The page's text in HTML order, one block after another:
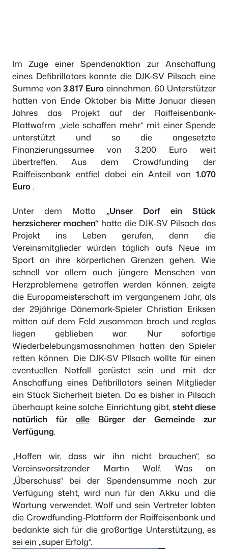
Im Zuge einer Spendenaktion zur Anschaffung
eines Defibrillators konnte die DJK-SV Pilsach eine
Summe von3.817 Euro einnehmen. 60 Unterstützer
hatten von Ende Oktober bis Mitte Januar diesen
Jahres das Projekt auf der Raiffeisenbank-
Plattwofrm „viele schaffen mehr“ mit einer Spende
unterstützt und so die angesetzte
Finanzierungssumee von 3.200 Euro weit
übertreffen. Aus dem Crowdfunding der
Raiffeisenbank entfiel dabei ein Anteil von 1.070
Euro.
Unter dem Motto „Unser Dorf ein Stück
herzsicherer machen“ hatte die DJK-SV Pilsach das
Projekt ins Leben gerufen, denn die
Vereinsmitglieder würden täglich aufs Neue im
Sport an ihre körperlichen Grenzen gehen. Wie
schnell vor allem auch jüngere Menschen von
Herzproblemene getroffen werden können, zeigte
die Europameisterschaft im vergangenem Jahr, als
der 29jährige Dänemark-Spieler Christian Eriksen
mitten auf dem Feld zusammen brach und reglos
liegen geblieben war. Nur sofortige
Wiederbelebungsmassnahmen hatten den Spieler
retten können. Die DJK-SV PIlsach wollte für einen
eventuellen Notfall gerüstet sein und mit der
Anschaffung eines Defibrillators seinen Mitglieder
ein Stück Sicherheit bieten. Da es bisher in Pilsach
überhaupt keine solche Einrichtung gibt,steht diese
natürlich für alleBürger der Gemeinde zur
Verfügung.
„Hoffen wir, dass wir ihn nicht brauchen“, so
Vereinsvorsitzender Martin Wolf. Was an
„Überschuss“ bei der Spendensumme noch zur
Verfügung steht, wird nun für den Akku und die
Wartung verwendet. Wolf und sein Vertreter lobten
die Crowdfunding-Plattform der Raiffeisenbank und
bedankte sich für die großartige Unterstützung, es
sei ein „super Erfolg“.